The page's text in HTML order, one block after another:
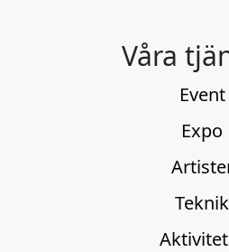
Våra
Event
Expo
Teknik